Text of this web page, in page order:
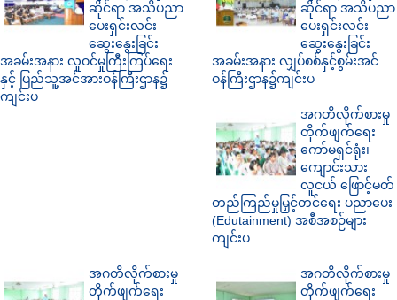
ဆိုင်ရာ အသိပညာ
ပေးရှင်းလင်း
ဆွေးနွေးခြင်း
အခမ်းအနား လူဝင်မှုကြီးကြပ်ရေး
နှင့် ပြည်သူ့အင်အားဝန်ကြီးဌာန၌
ကျင်းပ
ဆိုင်ရာ အသိပညာ
ပေးရှင်းလင်း
ဆွေးနွေးခြင်း
အခမ်းအနား လျှပ်စစ်နှင့်စွမ်းအင်
ဝန်ကြီးဌာန၌ကျင်းပ
အဂတိလိုက်စားမှု
တိုက်ဖျက်ရေး
ကော်မရှင်ရုံး၊
ကျောင်းသား
လူငယ် ဖြောင့်မတ်
တည်ကြည်မှုမြှင့်တင်ရေး ပညာပေး
(Edutainment) အစီအစဉ်များ
ကျင်းပ
အဂတိလိုက်စားမှု
တိုက်ဖျက်ရေး
အဂတိလိုက်စားမှု
တိုက်ဖျက်ရေး